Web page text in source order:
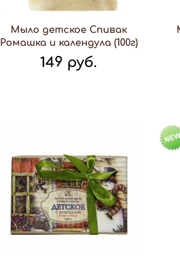
Мыло детское Спивак
Ромашка и календула (100г)
149 руб.